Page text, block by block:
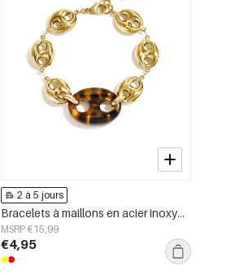
2 à 5 jours
Bracelets à maillons en acier inoxydable, forme géométrique, collection Simple Daily Simple, bijoux pour femmes
MSRP €15,99
€4,95